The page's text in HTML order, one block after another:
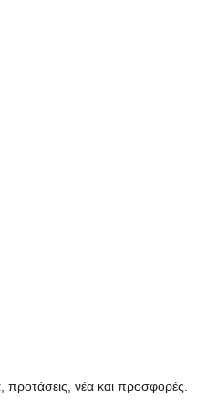
προτάσεις, νέα και προσφορές.